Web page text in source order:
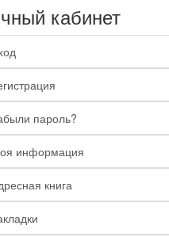
кабинет
пароль?
информация
книга